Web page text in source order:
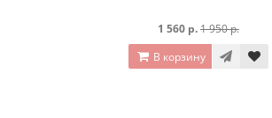
1 560 р.1 950 р.
В корзину